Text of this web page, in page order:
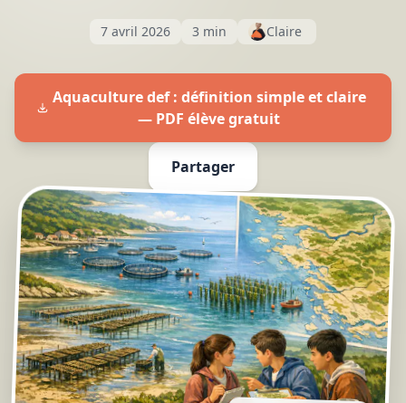
7 avril 2026 3 min Claire
Aquaculture def : définition simple et claire
— PDF élève gratuit
Partager